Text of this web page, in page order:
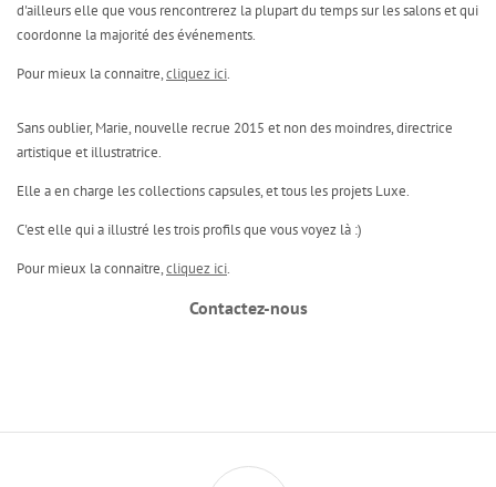
d'ailleurs elle que vous rencontrerez la plupart du temps sur les salons et qui
coordonne la majorité des événements.
Pour mieux la connaitre,cliquez ici.
Sans oublier, Marie, nouvelle recrue 2015 et non des moindres, directrice
artistique et illustratrice.
Elle a en charge les collections capsules, et tous les projets Luxe.
C'est elle qui a illustré les trois profils que vous voyez là :)
Pour mieux la connaitre,cliquez ici.
Contactez-nous